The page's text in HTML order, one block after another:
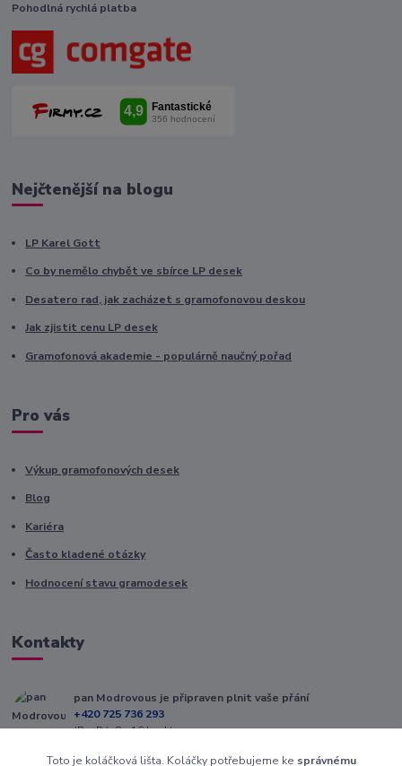
Pohodlná rychlá platba
Nejčtenější na blogu
LP Karel Gott
Co by nemělo chybět ve sbírce LP desek
Desatero rad, jak zacházet s gramofonovou deskou
Jak zjistit cenu LP desek
Gramofonová akademie - populárně naučný pořad
Pro vás
Výkup gramofonových desek
Blog
Kariéra
Často kladené otázky
Hodnocení stavu gramodesek
Kontakty
pan Modrovous je připraven plnit vaše přání
+420 725 736 293
(Po-Pá, 8 - 16 hod.)
Toto je koláčková lišta. Koláčky potřebujeme ke správnému